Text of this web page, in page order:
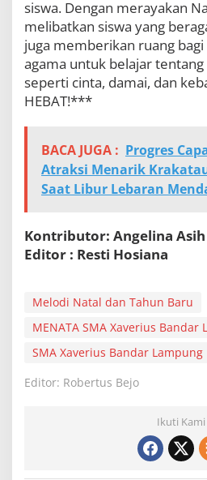
siswa. Dengan merayakan
melibatkan siswa yang
juga memberikan ruang
agama untuk belajar tentang
seperti cinta, damai, dan
HEBAT!***
BACA JUGA : Progres
Atraksi Menarik
Saat Libur Lebaran
Kontributor: Angelina Asih
Editor : Resti Hosiana
Melodi Natal dan Tahun Baru
MENATA SMA Xaverius Bandar
SMA Xaverius Bandar Lampung
Editor: Robertus Bejo
Ikuti Kami